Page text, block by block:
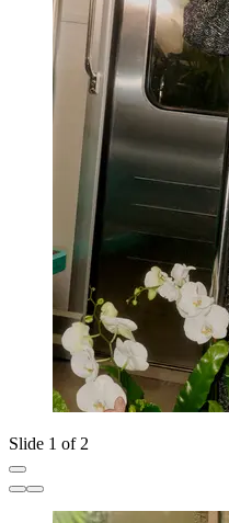
Slide 1 of 2